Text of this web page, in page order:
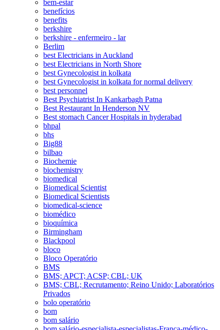
bem-estar
benefícios
benefits
berkshire
berkshire - enfermeiro - lar
Berlim
best Electricians in Auckland
best Electricians in North Shore
best Gynecologist in kolkata
best Gynecologist in kolkata for normal delivery
best personnel
Best Psychiatrist In Kankarbagh Patna
Best Restaurant In Henderson NV
Best stomach Cancer Hospitals in hyderabad
bhpal
bhs
Big88
bilbao
Biochemie
biochemistry
biomedical
Biomedical Scientist
Biomedical Scientists
biomedical-science
biomédico
bioquímica
Birmingham
Blackpool
bloco
Bloco Operatório
BMS
BMS; APCT; ACSP; CBL; UK
BMS; CBL; Recrutamento; Reino Unido; Laboratórios
Privados
bolo operatório
bom
bom salário